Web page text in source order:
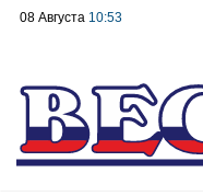
08 Августа 10:53